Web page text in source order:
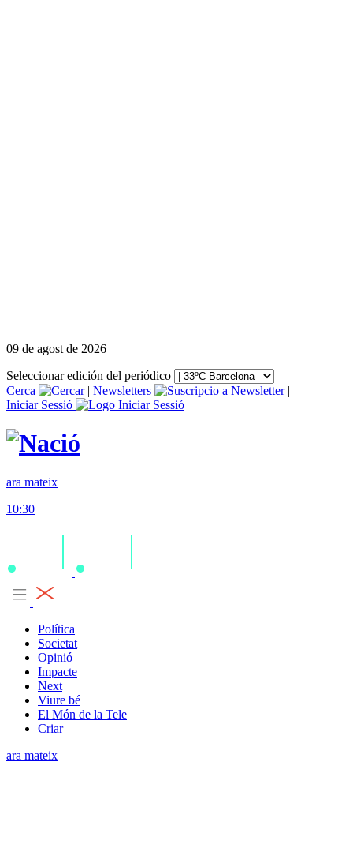
09 de agost de 2026
Seleccionar edición del periódico
Cerca
| Newsletters
|
Iniciar Sessió
ara mateix
10:30
Política
Societat
Opinió
Impacte
Next
Viure bé
El Món de la Tele
Criar
ara mateix